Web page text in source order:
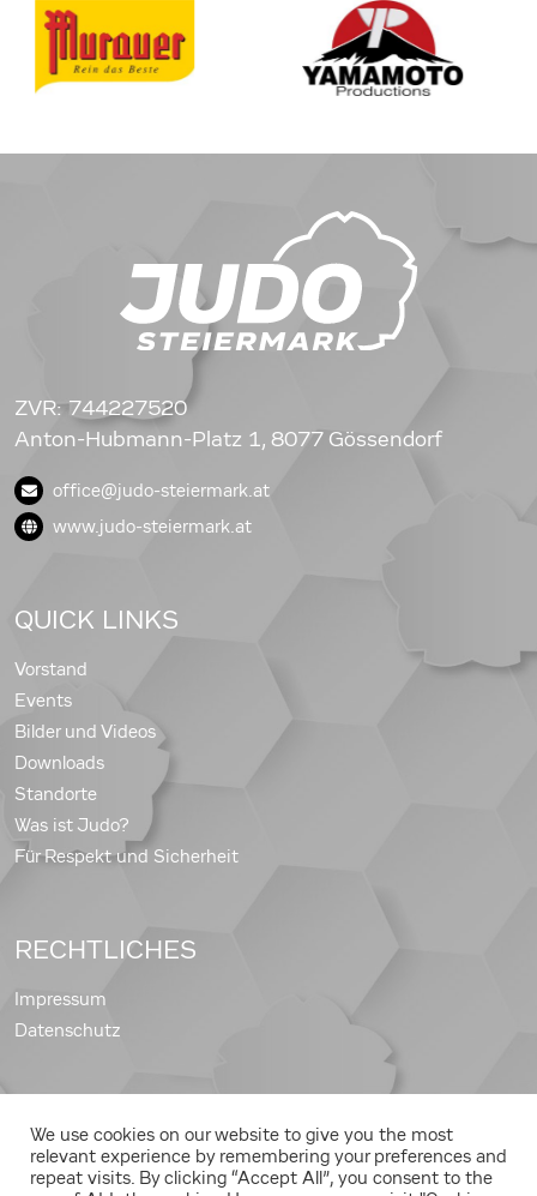
We use cookies on our website to give you the most
relevant experience by remembering your preferences and
repeat visits. By clicking “Accept All”, you consent to the
ZVR: 744227520
Anton-Hubmann-Platz 1, 8077 Gössendorf
office@judo-steiermark.at
www.judo-steiermark.at
QUICK LINKS
Vorstand
Events
Bilder und Videos
Downloads
Standorte
Was ist Judo?
Für Respekt und Sicherheit
RECHTLICHES
Impressum
Datenschutz
Copyright © 2026 Judo Landesverband Steiermark